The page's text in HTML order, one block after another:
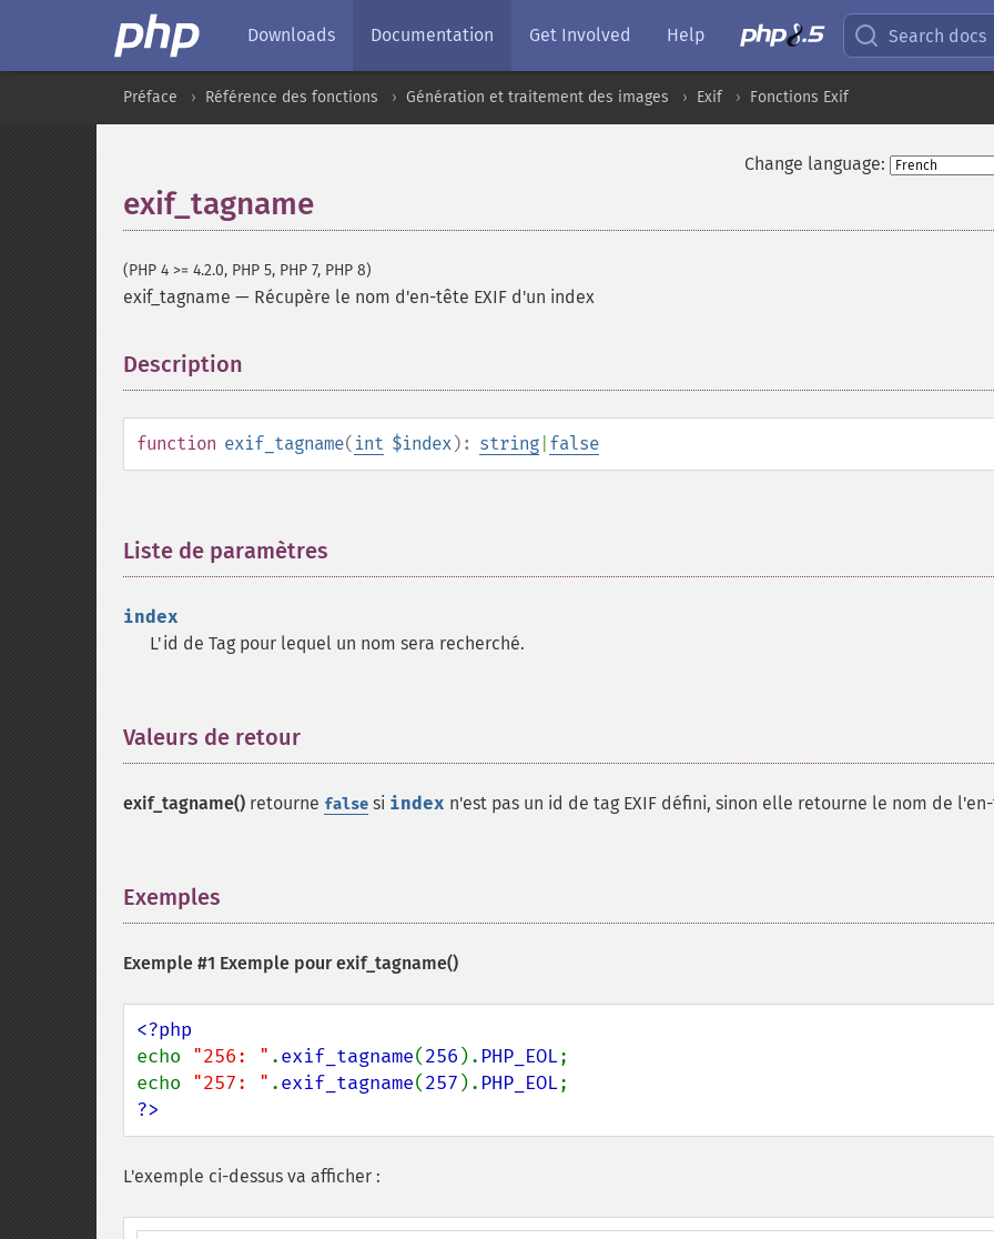
Downloads Documentation Get Involved Help Search docs
Préface Référence des fonctions Génération et traitement des images Exif Fonctions Exif
Change language:
exif_tagname
(PHP 4 >= 4.2.0, PHP 5, PHP 7, PHP 8)
exif_tagname — Récupère le nom d'en-tête EXIF d'un index
Description
function exif_tagname( int $index): string false
Liste de paramètres
index
L'id de Tag pour lequel un nom sera recherché.
Valeurs de retour
exif_tagname() retourne false si index n'est pas un id de tag EXIF défini, sinon elle retourne le nom de
Exemples
Exemple #1 Exemple pourexif_tagname()
echo "256: " .exif_tagname(256 ). PHP_EOL;
echo "257: " .exif_tagname(257 ). PHP_EOL
?>
L'exemple ci-dessus va afficher :